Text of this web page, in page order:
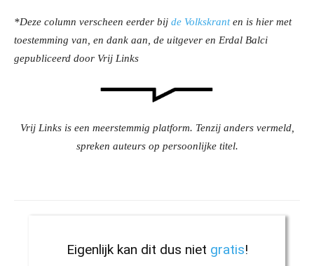
*Deze column verscheen eerder bij de Volkskranten is hier met
toestemming van, en dank aan, de uitgever en Erdal Balci
gepubliceerd door Vrij Links
Vrij Links is een meerstemmig platform. Tenzij anders vermeld,
spreken auteurs op persoonlijke titel.
Eigenlijk kan dit dus niet gratis!